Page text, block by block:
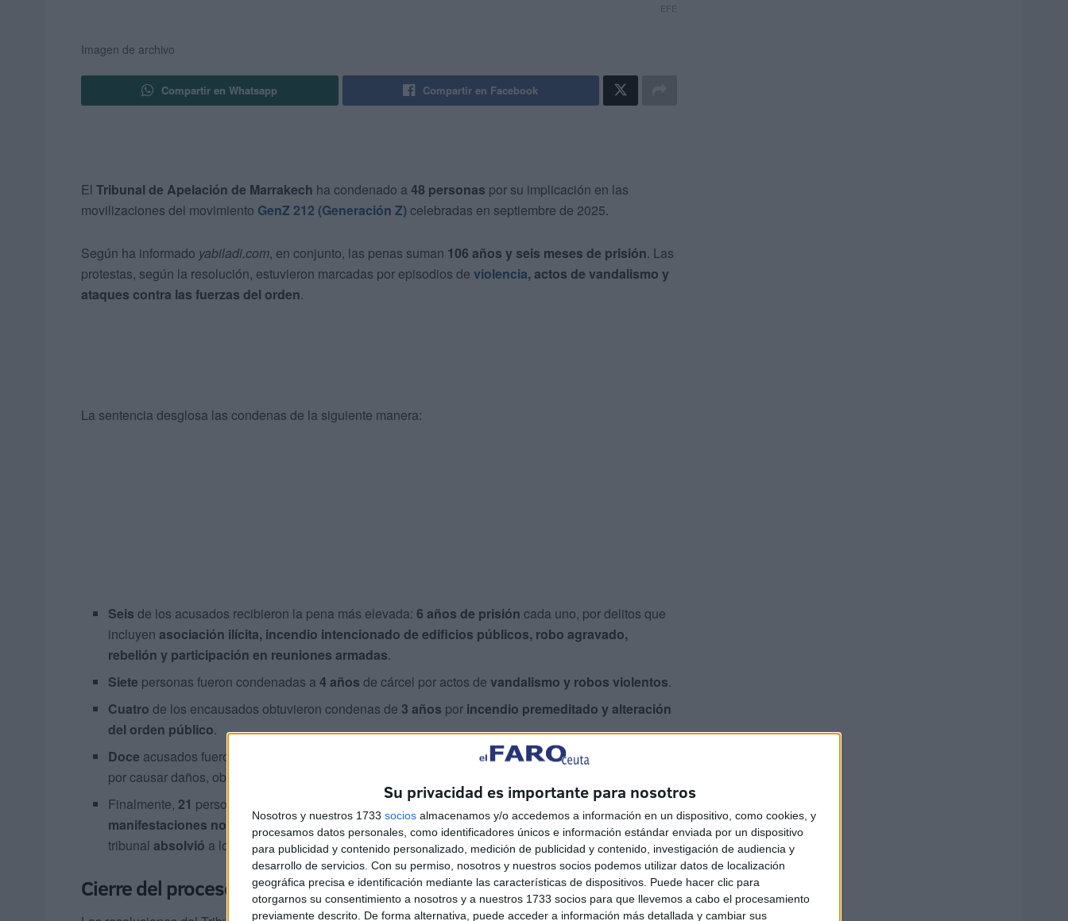
Su privacidad es importante para nosotros
Nosotros y nuestros 1733 socios almacenamos y/o accedemos a información en un dispositivo, como cookies, y
procesamos datos personales, como identificadores únicos e información estándar enviada por un dispositivo
para publicidad y contenido personalizado, medición de publicidad y contenido, investigación de audiencia y
desarrollo de servicios. Con su permiso, nosotros y nuestros socios podemos utilizar datos de localización
geográfica precisa e identificación mediante las características de dispositivos. Puede hacer clic para
otorgarnos su consentimiento a nosotros y a nuestros 1733 socios para que llevemos a cabo el procesamiento
previamente descrito. De forma alternativa, puede acceder a información más detallada y cambiar sus
EFE
Imagen de archivo
Compartir en Whatsapp Compartir en Facebook
El Tribunal de Apelación de Marrakech ha condenado a 48 personas por su implicación en las
movilizaciones del movimiento GenZ 212 (Generación Z)celebradas en septiembre de 2025.
Según ha informado yabiladi.com, en conjunto, las penas suman 106 años y seis meses de prisión. Las
protestas, según la resolución, estuvieron marcadas por episodios de violencia, actos de vandalismo y
ataques contra las fuerzas del orden.
La sentencia desglosa las condenas de la siguiente manera:
Seis de los acusados recibieron la pena más elevada:6 años de prisión cada uno, por delitos que
incluyenasociación ilícita, incendio intencionado de edificios públicos, robo agravado,
rebelión y participación en reuniones armadas.
Siete personas fueron condenadas a4 años de cárcel por actos devandalismo y robos violentos.
Cuatro de los encausados obtuvieron condenas de 3 años por incendio premeditado y alteración
del orden público.
Doce acusados fueron sentenciados a , algunas de estas penas consuspensión parcial
por causar daños, obstruir el tráfico y agredir a agentes públicos.
Finalmente,21 personas fueron condenadas a 6 meses de prisión por su participación en
manifestaciones no autorizadas, desobediencia y daños a bienes públicos; en estos casos el
tribunalabsolvió a los encausados de los cargos más graves.
Cierre del proceso y alcance de las penas